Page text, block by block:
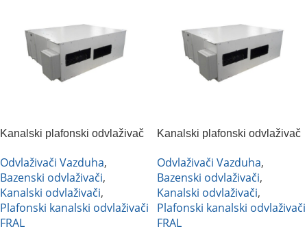
Kanalski plafonski odvlaživač
Odvlaživači Vazduha,
Bazenski odvlaživači,
Kanalski odvlaživači,
Plafonski kanalski odvlaživači
FRAL
Kanalski plafonski odvlaživač
Odvlaživači Vazduha,
Bazenski odvlaživači,
Kanalski odvlaživači,
Plafonski kanalski odvlaživači
FRAL